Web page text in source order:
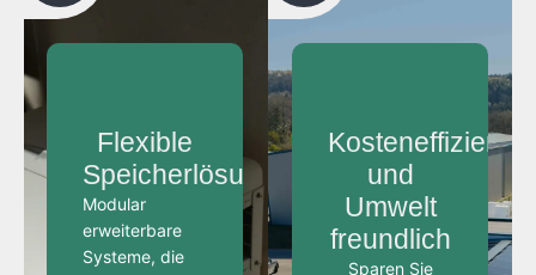
Flexible
Speicherlösungen
Modular
erweiterbare
Systeme, die
Kosteneffizient
und
Umwelt
freundlich
Sparen Sie